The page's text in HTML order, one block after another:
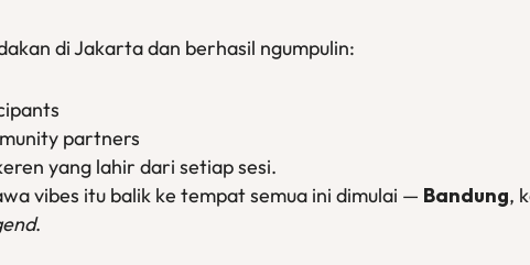
di Jakarta dan berhasil ngumpulin:
partners
yang lahir dari setiap sesi.
vibes itu balik ke tempat semua ini dimulai — Bandung,
.